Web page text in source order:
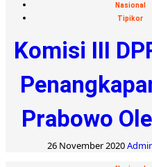
Nasional
Tipikor
Komisi III
Prabowo
26 November 2020